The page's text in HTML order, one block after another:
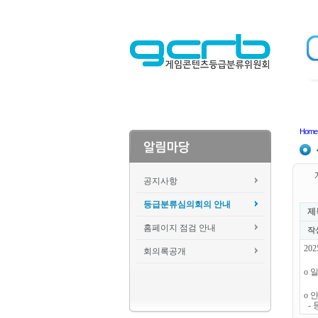
공지사항
등급분류심의회의 안내
홈페이지 점검 안내
회의록공개
Home
제
작
o
o
-